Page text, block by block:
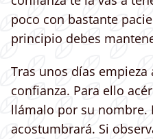
poco con bastante
principio debes
Tras unos días
confianza. Para ello
llámalo por su nombre.
acostumbrará. Si